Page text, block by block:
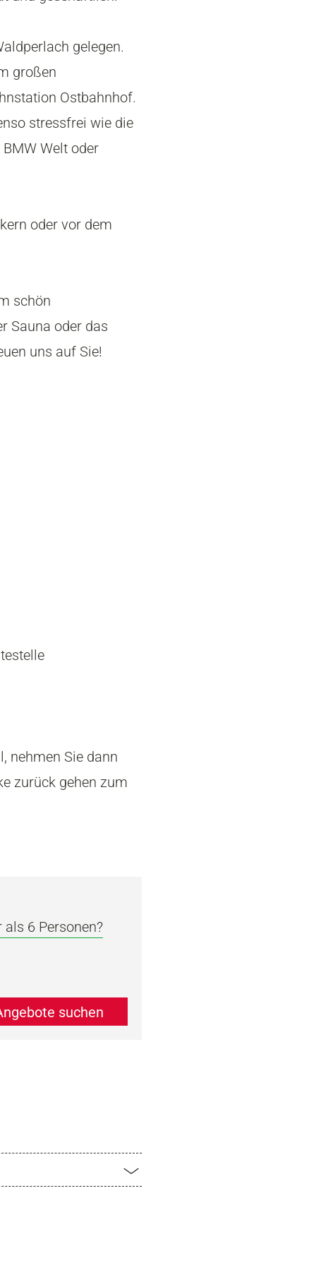
gelegen.
großen
Ostbahnhof.
stressfrei wie die
Welt oder
oder vor dem
schön
Sauna oder das
uns auf Sie!
nehmen Sie dann
zurück gehen zum
als 6 Personen?
suchen